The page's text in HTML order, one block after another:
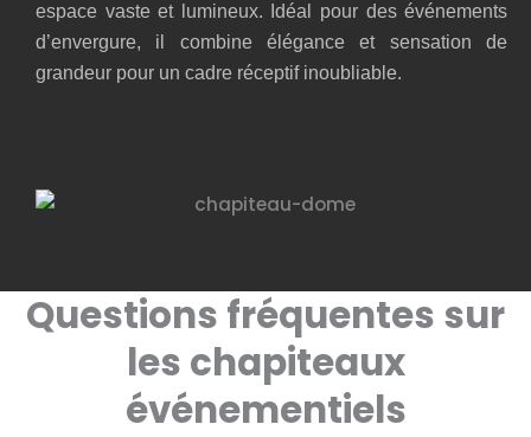
espace vaste et lumineux. Idéal pour des événements
d’envergure, il combine élégance et sensation de
grandeur pour un cadre réceptif inoubliable.
Questions fréquentes sur
les chapiteaux
événementiels